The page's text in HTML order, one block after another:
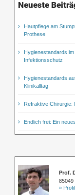
Neueste
Hautpflege am
Prothese
Hygienestandards
Infektionsschutz
Hygienestandards
Klinikalltag
Refraktive Chirurgie:
Endlich frei: Ein
Prof.
85049
»